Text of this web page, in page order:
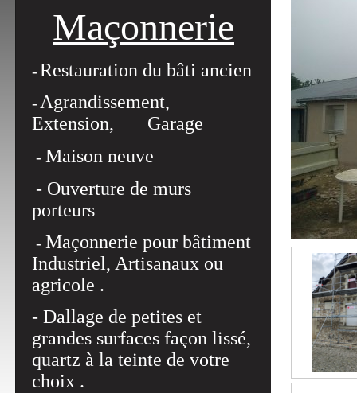
Maçonnerie
-Restauration du bâti ancien
- Agrandissement,
Extension, Garage
- Maison neuve
- Ouverture de murs
porteurs
- Maçonnerie pour bâtiment
Industriel, Artisanaux ou
agricole .
- Dallage de petites et
grandes surfaces façon lissé,
quartz à la teinte de votre
choix .